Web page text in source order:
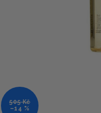
505 Kč
–14 %